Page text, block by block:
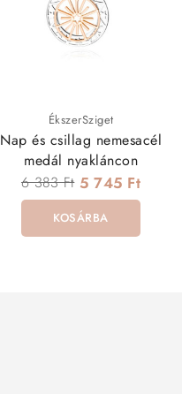
ÉkszerSziget
Nap és csillag nemesacél
medál nyakláncon
6 383 Ft 5 745 Ft
KOSÁRBA